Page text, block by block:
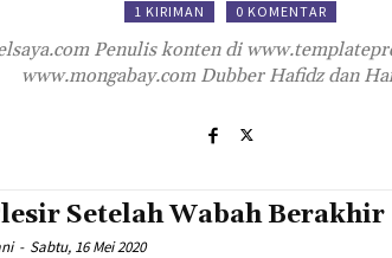
1 KIRIMAN 0 KOMENTAR
Penulis konten di
www.mongabay.com Dubber Hafidz dan
Setelah Wabah Berakhir
- Sabtu, 16 Mei 2020